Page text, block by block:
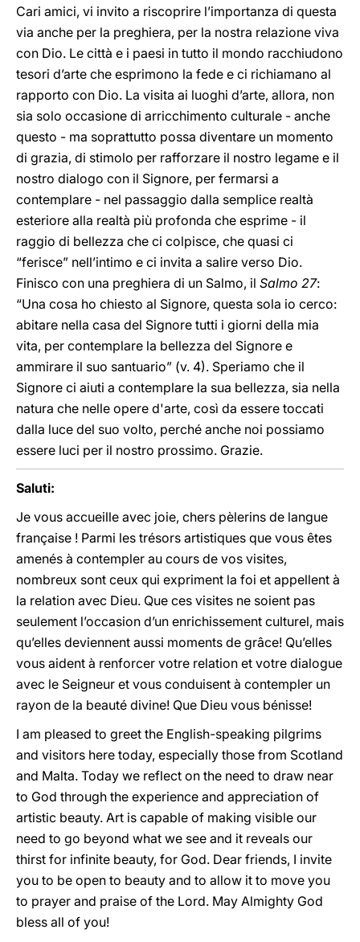
Cari amici, vi invito a riscoprire l’importanza di questa
via anche per la preghiera, per la nostra relazione viva
con Dio. Le città e i paesi in tutto il mondo racchiudono
tesori d’arte che esprimono la fede e ci richiamano al
rapporto con Dio. La visita ai luoghi d’arte, allora, non
sia solo occasione di arricchimento culturale - anche
questo - ma soprattutto possa diventare un momento
di grazia, di stimolo per rafforzare il nostro legame e il
nostro dialogo con il Signore, per fermarsi a
contemplare - nel passaggio dalla semplice realtà
esteriore alla realtà più profonda che esprime - il
raggio di bellezza che ci colpisce, che quasi ci
“ferisce” nell’intimo e ci invita a salire verso Dio.
Finisco con una preghiera di un Salmo, il Salmo 27:
“Una cosa ho chiesto al Signore, questa sola io cerco:
abitare nella casa del Signore tutti i giorni della mia
vita, per contemplare la bellezza del Signore e
ammirare il suo santuario” (v. 4). Speriamo che il
Signore ci aiuti a contemplare la sua bellezza, sia nella
natura che nelle opere d'arte, così da essere toccati
dalla luce del suo volto, perché anche noi possiamo
essere luci per il nostro prossimo. Grazie.
Saluti:
Je vous accueille avec joie, chers pèlerins de langue
française ! Parmi les trésors artistiques que vous êtes
amenés à contempler au cours de vos visites,
nombreux sont ceux qui expriment la foi et appellent à
la relation avec Dieu. Que ces visites ne soient pas
seulement l’occasion d’un enrichissement culturel, mais
qu’elles deviennent aussi moments de grâce! Qu’elles
vous aident à renforcer votre relation et votre dialogue
avec le Seigneur et vous conduisent à contempler un
rayon de la beauté divine! Que Dieu vous bénisse!
I am pleased to greet the English-speaking pilgrims
and visitors here today, especially those from Scotland
and Malta. Today we reflect on the need to draw near
to God through the experience and appreciation of
artistic beauty. Art is capable of making visible our
need to go beyond what we see and it reveals our
thirst for infinite beauty, for God. Dear friends, I invite
you to be open to beauty and to allow it to move you
to prayer and praise of the Lord. May Almighty God
bless all of you!